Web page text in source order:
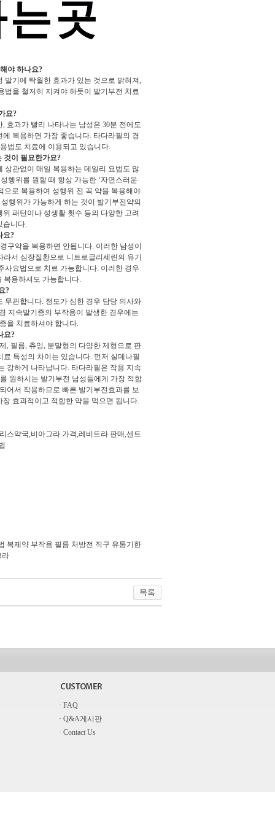
야 하나요?
기에 탁월한 효과가 있는 것으로 밝혀져,
법을 철저히 지켜야 하듯이 발기부전 치료
요?
효과가 빨리 나타나는 남성은 30분 전에도
복용하면 가장 좋습니다. 타다라필의 경
법도 치료에 이용되고 있습니다.
것이 필요한가요?
상관없이 매일 복용하는 데일리 요법도 많
행위를 원할 때 항상 가능한 ‘자연스러운
으로 복용하여 성행위 전 꼭 약을 복용해야
행위가 가능하게 하는 것이 발기부전약의
패턴이나 성생활 횟수 등의 다양한 고려
습니다.
요?
구약을 복용하면 안됩니다. 이러한 남성이
서 심장질환으로 니트로글리세린의 유기
사요법으로 치료 가능합니다. 이러한 경우
복용하셔도 가능합니다.
?
무관합니다. 정도가 심한 경우 담당 의사와
지속발기증의 부작용이 발생한 경우에는
을 치료하셔야 합니다.
요?
, 필름, 츄잉, 분말형의 다양한 제형으로 판
특성의 차이는 있습니다. 먼저 실데나필
강하게 나타납니다. 타다라필은 작용 지속
원하시는 발기부전 남성들에게 가장 적합
어서 작용하므로 빠른 발기부전효과를 보
효과적이고 적합한 약을 먹으면 됩니다.
스약국,비아그라 가격,레비트라 판매,센트
복제약 부작용 필름 처방전 직구 유통기한
라
· FAQ
· Q&A게시판
· Contact Us